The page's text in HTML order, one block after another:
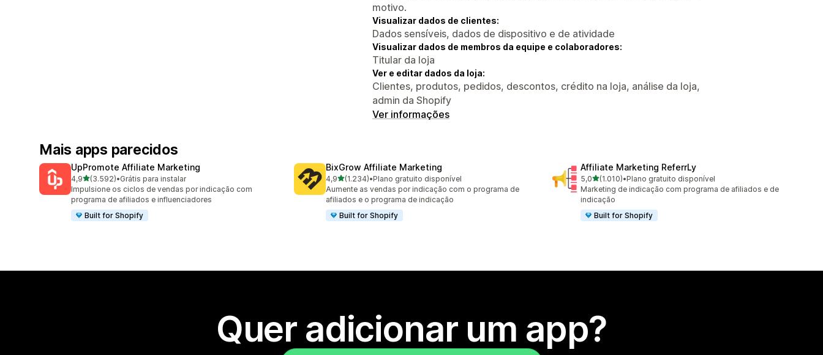
motivo.
Visualizar dados de clientes:
Dados sensíveis, dados de dispositivo e de atividade
Visualizar dados de membros da equipe e colaboradores:
Titular da loja
Ver e editar dados da loja:
Clientes, produtos, pedidos, descontos, crédito na loja, análise da loja,
admin da Shopify
Ver informações
Mais apps parecidos
UpPromote Affiliate Marketing
4,9de 5 estrelas
(3.592)
3592 avaliações ao todo
•Grátis para instalar
Impulsione os ciclos de vendas por indicação com
programa de afiliados e influenciadores
Built for Shopify
BixGrow Affiliate Marketing
4,9de 5 estrelas
(1.234)
1234 avaliações ao todo
•Plano gratuito disponível
Aumente as vendas por indicação com o programa de
afiliados e o programa de indicação
Built for Shopify
Affiliate Marketing ReferrLy
5,0de 5 estrelas
(1.010)
1010 avaliações ao todo
•Plano gratuito disponível
Marketing de indicação com programa de afiliados e de
indicação
Built for Shopify
Quer adicionar um app?